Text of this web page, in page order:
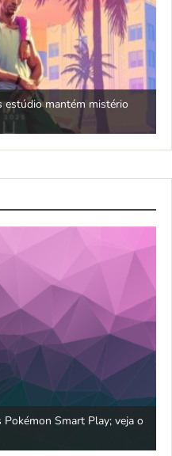
estúdio mantém mistério
Smart Play; veja o